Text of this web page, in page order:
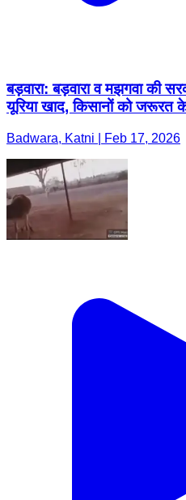
बड़वारा: बड़वारा व मझगवा की
यूरिया खाद, किसानों को जरूरत
Badwara, Katni | Feb 17, 2026